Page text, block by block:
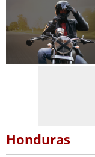
Honduras